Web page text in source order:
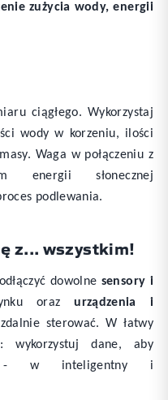
zużycia wody, energii
ciągłego. Wykorzystaj
wody w korzeniu, ilości
Waga w połączeniu z
energii słonecznej
podlewania.
z... wszystkim!
dowolne sensory i
oraz urządzenia i
sterować. W łatwy
wykorzystuj dane, aby
- w inteligentny i